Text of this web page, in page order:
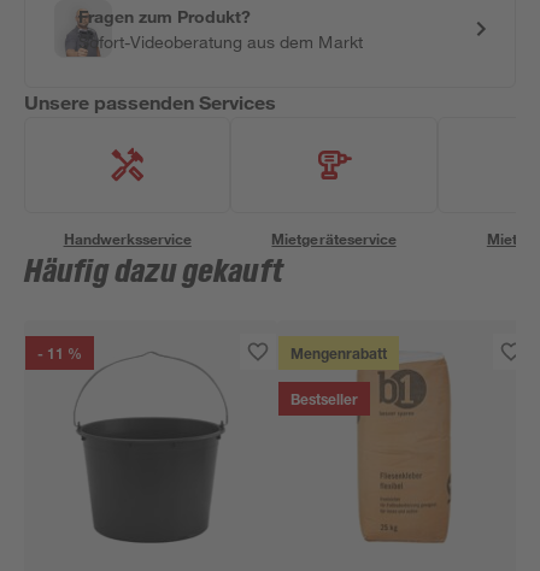
Fragen zum Produkt?
Sofort-Videoberatung aus dem Markt
Unsere passenden Services
Handwerksservice Mietgeräteservice
Häufig dazu gekauft
- 11 % Mengenrabatt
Bestseller